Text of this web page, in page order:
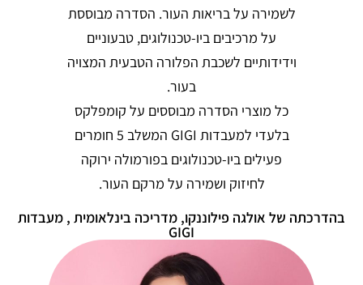
לשמירה על בריאות העור. הסדרה מבוססת
על מרכיבים ביו-טכנולוגים, טבעוניים
וידידותיים לשכבת הפלורה הטבעית המצויה
בעור.
כל מוצרי הסדרה מבוססים על קומפלקס
בלעדי למעבדות GIGI המשלב 5 חומרים
פעילים ביו-טכנולוגים בפורמולה ירוקה
לחיזוק ושמירה על מרקם העור.
בהדרכתה של אולגה פילוננקו, מדריכה בינלאומית , מעבדות
GIGI